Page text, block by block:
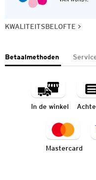
KWALITEITSBELOFTE
Betaalmethoden
In de winkel
Mastercard